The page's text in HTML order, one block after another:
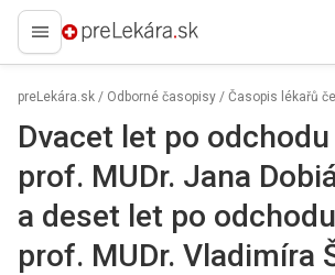
preLekára.sk
preLekára.sk / Odborné časopisy / Časopis lékařů
Dvacet let po odchodu
prof. MUDr. Jana
a deset let po odchodu
prof. MUDr. Vladimíra